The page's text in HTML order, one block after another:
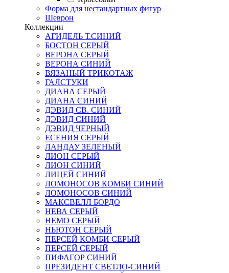
Форма для нестандартных фигур
Шеврон
Коллекции
АГИДЕЛЬ Т.СИНИЙ
БОСТОН СЕРЫЙ
ВЕРОНА СЕРЫЙ
ВЕРОНА СИНИЙ
ВЯЗАНЫЙ ТРИКОТАЖ
ГАЛСТУКИ
ДИАНА СЕРЫЙ
ДИАНА СИНИЙ
ДЭВИД СВ. СИНИЙ
ДЭВИД СИНИЙ
ДЭВИД ЧЕРНЫЙ
ЕСЕНИЯ СЕРЫЙ
ЛАНДАУ ЗЕЛЕНЫЙ
ЛИОН СЕРЫЙ
ЛИОН СИНИЙ
ЛИЦЕЙ СИНИЙ
ЛОМОНОСОВ КОМБИ СИНИЙ
ЛОМОНОСОВ СИНИЙ
МАКСВЕЛЛ БОРДО
НЕВА СЕРЫЙ
НЕМО СЕРЫЙ
НЬЮТОН СЕРЫЙ
ПЕРСЕЙ КОМБИ СЕРЫЙ
ПЕРСЕЙ СЕРЫЙ
ПИФАГОР СИНИЙ
ПРЕЗИДЕНТ СВЕТЛО-СИНИЙ